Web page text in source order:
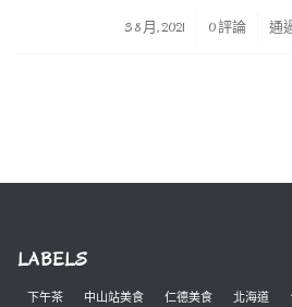
3 8 月, 2021
/ 0 評論 通
LABELS
下午茶 中山站美食 仁德美食 北海道